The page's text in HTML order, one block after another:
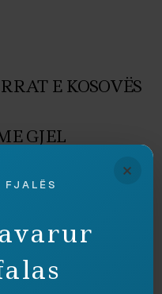
E KOSOVËS
GJEL
×
FJALËS